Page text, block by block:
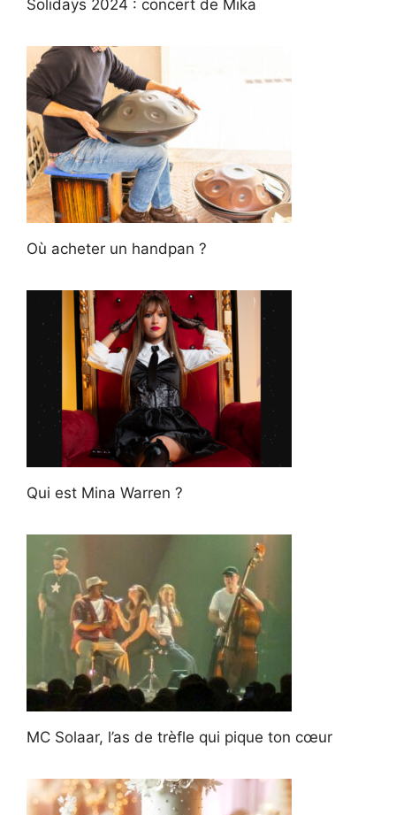
Solidays 2024 : concert de Mika
Où acheter un handpan ?
Qui est Mina Warren ?
MC Solaar, l’as de trèfle qui pique ton cœur